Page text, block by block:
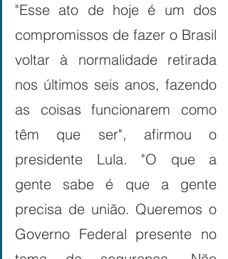
"Esse ato de hoje é um dos
compromissos de fazer o Brasil
voltar à normalidade retirada
nos últimos seis anos, fazendo
as coisas funcionarem como
têm que ser", afirmou o
presidente Lula. "O que a
gente sabe é que a gente
precisa de união. Queremos o
Governo Federal presente no